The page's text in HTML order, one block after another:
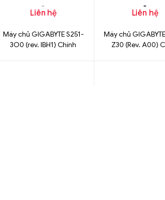
Liên hệ
Máy chủ GIGABYTE S251-
3O0 (rev. IBH1) Chính
Liên hệ
Máy chủ
Z30 (Rev. A00)